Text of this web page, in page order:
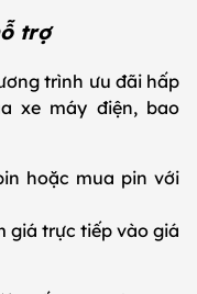
trợ
trình ưu đãi hấp
xe máy điện, bao
hoặc mua pin với
giá trực tiếp vào giá